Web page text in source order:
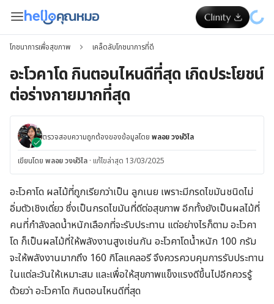
โภชนาการเพื่อสุขภาพ เคล็ดลับโภชนาการที่ดี
อะโวคาโด กินตอนไหนดีที่สุด เกิดประโยชน์
ต่อร่างกายมากที่สุด
ตรวจสอบความถูกต้องของข้อมูลโดย พลอย วงษ์วิไล
เขียนโดย พลอย วงษ์วิไล · แก้ไขล่าสุด 13/03/2025
อะโวคาโด ผลไม้ที่ถูกเรียกว่าเป็น ลูกเนย เพราะมีกรดไขมันชนิดไม่
อิ่มตัวเชิงเดี่ยว ซึ่งเป็นกรดไขมันที่ดีต่อสุขภาพ อีกทั้งยังเป็นผลไม้ที่
คนที่กำลังลดน้ำหนักเลือกที่จะรับประทาน แต่อย่างไรก็ตาม อะโวคา
โด ก็เป็นผลไม้ที่ให้พลังงานสูงเช่นกัน อะโวคาโดน้ำหนัก 100 กรัม
จะให้พลังงานมากถึง 160 กิโลแคลอรี จึงควรควบคุมการรับประทาน
ในแต่ละวันให้เหมาะสม และเพื่อให้สุขภาพแข็งแรงดีขึ้นไปอีกควรรู้
ด้วยว่า อะโวคาโด กินตอนไหนดีที่สุด